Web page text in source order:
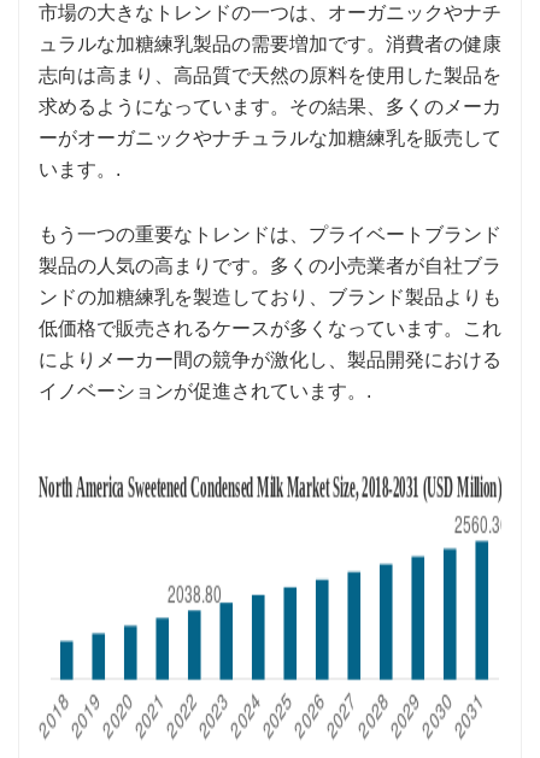
市場の大きなトレンドの一つは、オーガニックやナチ
ュラルな加糖練乳製品の需要増加です。消費者の健康
志向は高まり、高品質で天然の原料を使用した製品を
求めるようになっています。その結果、多くのメーカ
ーがオーガニックやナチュラルな加糖練乳を販売して
います。.
もう一つの重要なトレンドは、プライベートブランド
製品の人気の高まりです。多くの小売業者が自社ブラ
ンドの加糖練乳を製造しており、ブランド製品よりも
低価格で販売されるケースが多くなっています。これ
によりメーカー間の競争が激化し、製品開発における
イノベーションが促進されています。.